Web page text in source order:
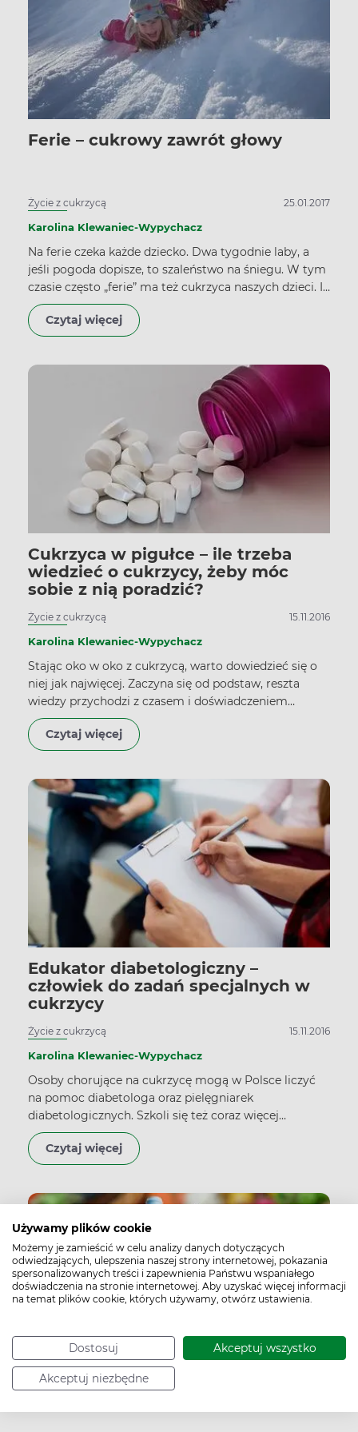
Używamy plików cookie
Możemy je zamieścić w celu analizy danych dotyczących
odwiedzających, ulepszenia naszej strony internetowej, pokazania
spersonalizowanych treści i zapewnienia Państwu wspaniałego
doświadczenia na stronie internetowej. Aby uzyskać więcej informacji
na temat plików cookie, których używamy, otwórz ustawienia.
Dostosuj Akceptuj wszystko
Akceptuj niezbędne
Ferie – cukrowy zawrót głowy
Życie z cukrzycą 25.01.2017
Karolina Klewaniec-Wypychacz
Na ferie czeka każde dziecko. Dwa tygodnie laby, a
jeśli pogoda dopisze, to szaleństwo na śniegu. W tym
czasie często „ferie” ma też cukrzyca naszych dzieci. I
kiedy rodzice rwą włosy z głowy i prowadzą śledztwo
pod tytułem: „skąd taki cukier!”, dzieciaki bawią się w
najlepsze.
Czytaj więcej
Cukrzyca w pigułce – ile trzeba
wiedzieć o cukrzycy, żeby móc
sobie z nią poradzić?
Życie z cukrzycą 15.11.2016
Karolina Klewaniec-Wypychacz
Stając oko w oko z cukrzycą, warto dowiedzieć się o
niej jak najwięcej. Zaczyna się od podstaw, reszta
wiedzy przychodzi z czasem i doświadczeniem
życiowym.
Czytaj więcej
Edukator diabetologiczny –
człowiek do zadań specjalnych w
cukrzycy
Życie z cukrzycą 15.11.2016
Karolina Klewaniec-Wypychacz
Osoby chorujące na cukrzycę mogą w Polsce liczyć
na pomoc diabetologa oraz pielęgniarek
diabetologicznych. Szkoli się też coraz więcej
edukatorów diabetologicznych, których zadaniem
jest wspieranie chorego w układaniu życia z cukrzycą.
Czytaj więcej
Mity żywieniowe związane z